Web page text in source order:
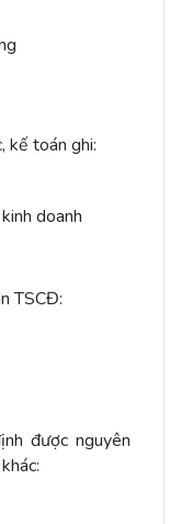
kế toán ghi:
doanh
TSCĐ:
được nguyên